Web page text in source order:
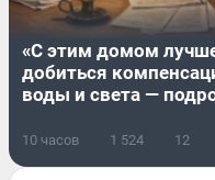
«С этим домом
добиться
воды и света —
10 часов 1 524 12